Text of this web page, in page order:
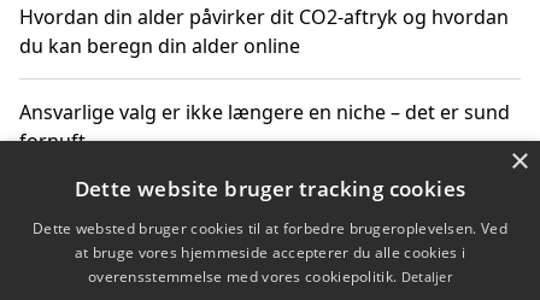
Hvordan din alder påvirker dit CO2-aftryk og hvordan
du kan beregn din alder online
Ansvarlige valg er ikke længere en niche – det er sund
fornuft
Sådan kan du handle bæredygtigt og bestil med
faktura
×
Dette website bruger tracking cookies
Dette websted bruger cookies til at forbedre brugeroplevelsen. Ved
at bruge vores hjemmeside accepterer du alle cookies i
overensstemmelse med vores cookiepolitik. Detaljer